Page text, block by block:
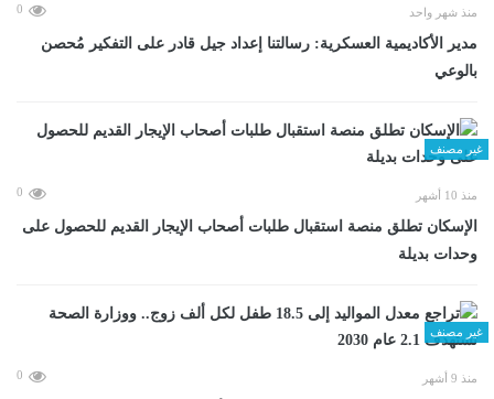
منذ شهر واحد 0
مدير الأكاديمية العسكرية: رسالتنا إعداد جيل قادر على التفكير مُحصن
بالوعي
غير مصنف
منذ 10 أشهر 0
الإسكان تطلق منصة استقبال طلبات أصحاب الإيجار القديم للحصول على
وحدات بديلة
غير مصنف
منذ 9 أشهر 0